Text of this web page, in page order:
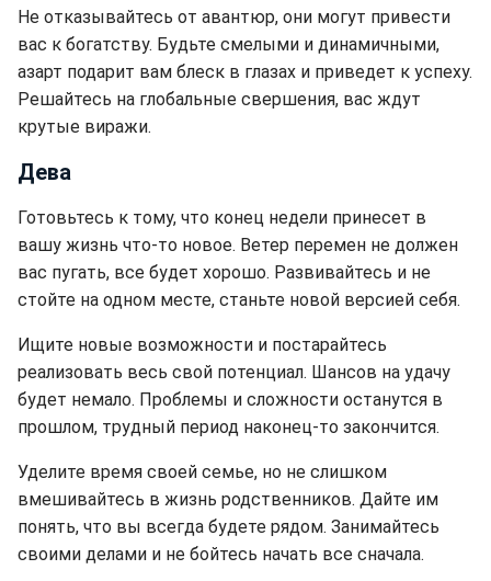
Не отказывайтесь от авантюр, они могут привести
вас к богатству. Будьте смелыми и динамичными,
азарт подарит вам блеск в глазах и приведет к успеху.
Решайтесь на глобальные свершения, вас ждут
крутые виражи.
Дева
Готовьтесь к тому, что конец недели принесет в
вашу жизнь что-то новое. Ветер перемен не должен
вас пугать, все будет хорошо. Развивайтесь и не
стойте на одном месте, станьте новой версией себя.
Ищите новые возможности и постарайтесь
реализовать весь свой потенциал. Шансов на удачу
будет немало. Проблемы и сложности останутся в
прошлом, трудный период наконец-то закончится.
Уделите время своей семье, но не слишком
вмешивайтесь в жизнь родственников. Дайте им
понять, что вы всегда будете рядом. Занимайтесь
своими делами и не бойтесь начать все сначала.